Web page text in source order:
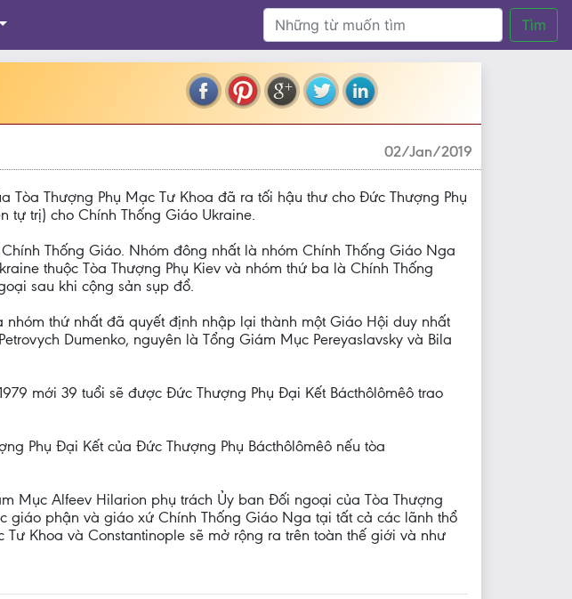
Tìm
02/Jan/2019
Thượng Phụ Mạc Tư Khoa đã ra tối hậu thư cho Đức Thượng Phụ
tự trị) cho Chính Thống Giáo Ukraine.
Thống Giáo. Nhóm đông nhất là nhóm Chính Thống Giáo Nga
thuộc Tòa Thượng Phụ Kiev và nhóm thứ ba là Chính Thống
sau khi cộng sản sụp đổ.
thứ nhất đã quyết định nhập lại thành một Giáo Hội duy nhất
Dumenko, nguyên là Tổng Giám Mục Pereyaslavsky và Bila
mới 39 tuổi sẽ được Đức Thượng Phụ Đại Kết Bácthôlômêô trao
Phụ Đại Kết của Đức Thượng Phụ Bácthôlômêô nếu tòa
Mục Alfeev Hilarion phụ trách Ủy ban Đối ngoại của Tòa Thượng
giáo phận và giáo xứ Chính Thống Giáo Nga tại tất cả các lãnh thổ
Khoa và Constantinople sẽ mở rộng ra trên toàn thế giới và như